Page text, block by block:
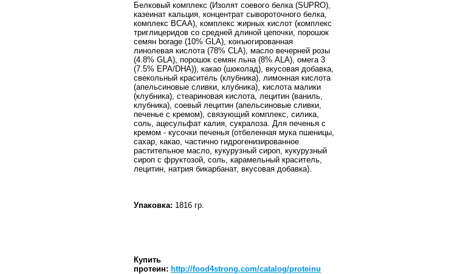
Белковый комплекс (Изолят соевого белка (SUPRO),
казеинат кальция, концентрат сывороточного белка,
комплекс BCAA), комплекс жирных кислот (комплекс
триглицеридов со средней длиной цепочки, порошок
семян borage (10% GLA), конъюгированная
линолевая кислота (78% CLA), масло вечерней розы
(4.8% GLA), порошок семян льна (8% ALA), омега 3
(7.5% EPA/DHA)), какао (шоколад), вкусовая добавка,
свекольный краситель (клубника), лимонная кислота
(апельсиновые сливки, клубника), кислота малики
(клубника), стеариновая кислота, лецитин (ваниль,
клубника), соевый лецитин (апельсиновые сливки,
печенье с кремом), связующий комплекс, силика,
соль, ацесульфат калия, сукралоза. Для печенья с
кремом - кусочки печенья (отбеленная мука пшеницы,
сахар, какао, частично гидрогенизированное
растительное масло, кукурузный сироп, кукурузный
сироп с фруктозой, соль, карамельный краситель,
лецитин, натрия бикарбанат, вкусовая добавка).
Упаковка: 1816 гр.
Купить
протеин: http://food4strong.com/catalog/proteinu